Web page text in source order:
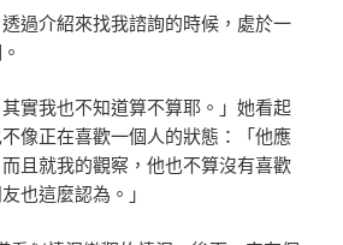
過介紹來找我諮詢的時候，處於一
其實我也不知道算不算耶。」她看起
像正在喜歡一個人的狀態：「他應
且就我的觀察，他也不算沒有喜歡
也這麼認為。」